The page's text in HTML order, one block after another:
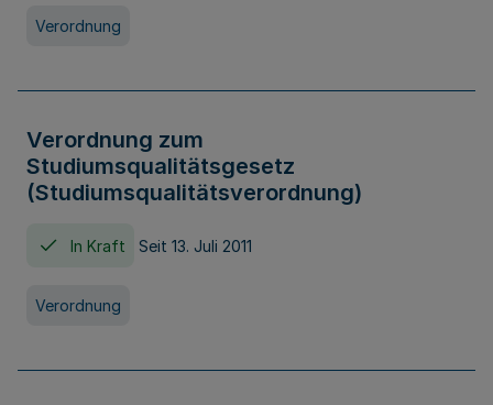
Verordnung
Verordnung zum
Studiumsqualitätsgesetz
(Studiumsqualitätsverordnung)
In Kraft Seit 13. Juli 2011
Verordnung